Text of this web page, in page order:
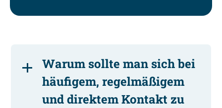
Warum sollte man sich bei
häufigem, regelmäßigem
und direktem Kontakt zu